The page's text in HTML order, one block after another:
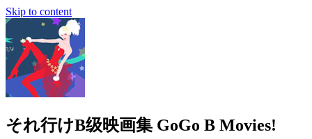
Skip to content
それ行けB级映画集 GoGo B Movies!